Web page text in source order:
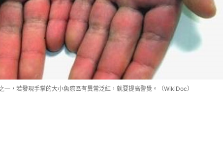
一，若發現手掌的大小魚際區有異常泛紅，就要提高警覺。（WikiDoc）